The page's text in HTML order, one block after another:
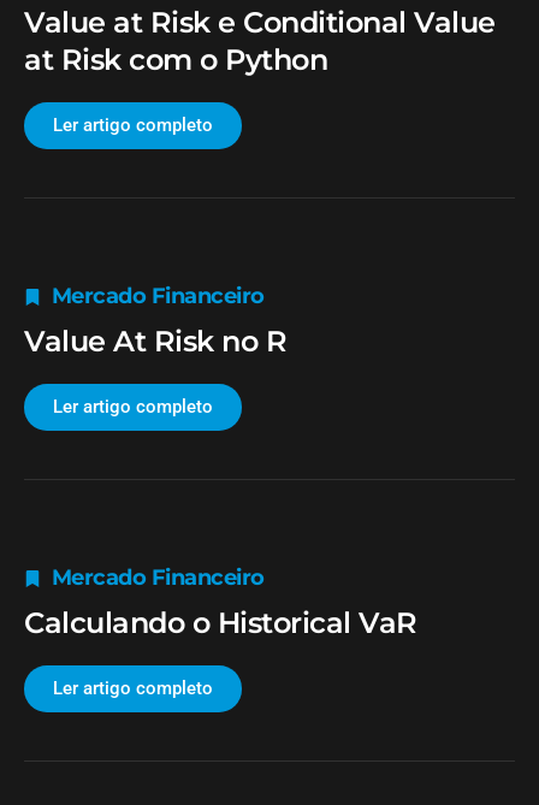
Value at Risk e Conditional Value
at Risk com o Python
Ler artigo completo
Mercado Financeiro
Value At Risk no R
Ler artigo completo
Mercado Financeiro
Calculando o Historical VaR
Ler artigo completo